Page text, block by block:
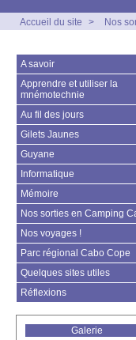
Accueil du site > Nos
A savoir
Apprendre et utiliser la
mnémotechnie
Au fil des jours
Gilets Jaunes
Guyane
Informatique
Mémoire
Nos sorties en Camping
Nos voyages !
Parc régional Cabo Cope
Quelques sites utiles
Réflexions
Galerie